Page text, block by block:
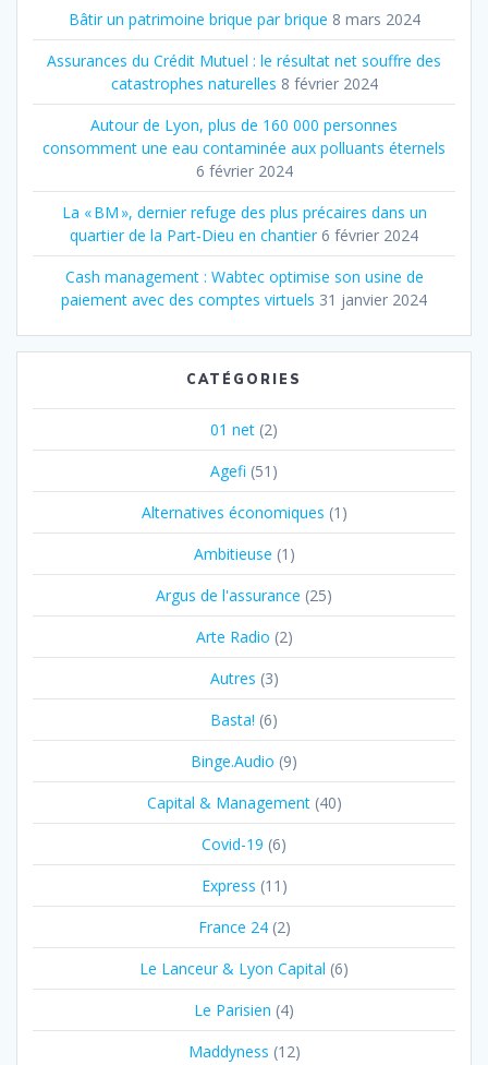
Bâtir un patrimoine brique par brique 8 mars 2024
Assurances du Crédit Mutuel : le résultat net souffre des
catastrophes naturelles 8 février 2024
Autour de Lyon, plus de 160 000 personnes
consomment une eau contaminée aux polluants éternels
6 février 2024
La « BM », dernier refuge des plus précaires dans un
quartier de la Part‐Dieu en chantier 6 février 2024
Cash management : Wabtec optimise son usine de
paiement avec des comptes virtuels 31 janvier 2024
CATÉGORIES
01 net (2)
Agefi (51)
Alternatives économiques (1)
Ambitieuse (1)
Argus de l'assurance (25)
Arte Radio (2)
Autres (3)
Basta! (6)
Binge.Audio (9)
Capital & Management(40)
Covid-19 (6)
Express (11)
France 24(2)
Le Lanceur & Lyon Capital (6)
Le Parisien (4)
Maddyness (12)